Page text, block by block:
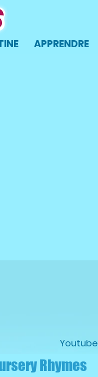
APPRENDRE
Youtube
Rhymes